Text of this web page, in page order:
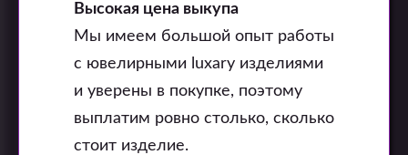
Высокая цена выкупа
Мы имеем большой опыт работы
с ювелирными luxary изделиями
и уверены в покупке, поэтому
выплатим ровно столько, сколько
стоит изделие.